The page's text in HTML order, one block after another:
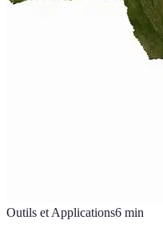
Outils et Applications6 min